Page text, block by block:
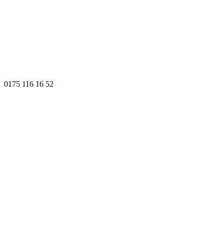
0175 116 16 52